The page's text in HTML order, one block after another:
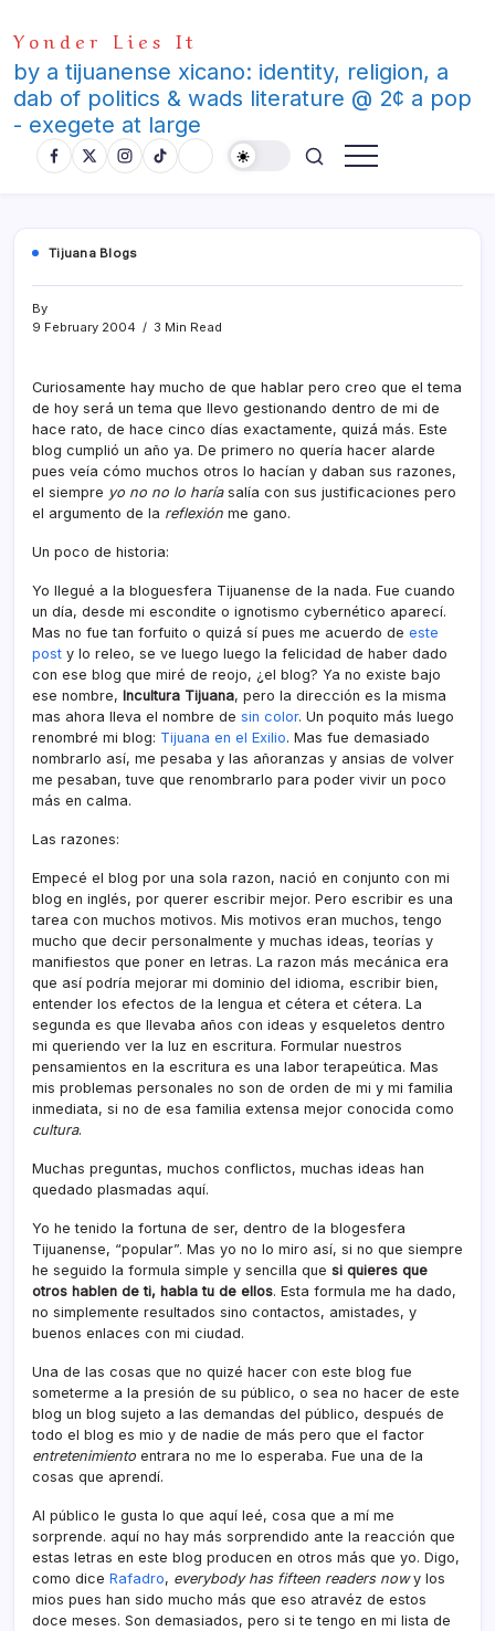
to
content
Yonder Lies It
by a tijuanense xicano: identity, religion, a
dab of politics & wads literature @ 2¢ a pop
- exegete at large
Tijuana Blogs
By
9 February 2004
3 Min Read
Curiosamente hay mucho de que hablar pero creo que el tema
de hoy será un tema que llevo gestionando dentro de mi de
hace rato, de hace cinco dí­as exactamente, quizá más. Este
blog cumplió un año ya. De primero no querí­a hacer alarde
pues veí­a cómo muchos otros lo hací­an y daban sus razones,
el siempre yo no no lo harí­a salí­a con sus justificaciones pero
el argumento de la reflexión me gano.
Un poco de historia:
Yo llegué a la bloguesfera Tijuanense de la nada. Fue cuando
un dí­a, desde mi escondite o ignotismo cybernético aparecí­.
Mas no fue tan forfuito o quizá sí­ pues me acuerdo de este
post y lo releo, se ve luego luego la felicidad de haber dado
con ese blog que miré de reojo, ¿el blog? Ya no existe bajo
ese nombre, Incultura Tijuana, pero la dirección es la misma
mas ahora lleva el nombre de sin color. Un poquito más luego
renombré mi blog: Tijuana en el Exilio. Mas fue demasiado
nombrarlo así­, me pesaba y las añoranzas y ansias de volver
me pesaban, tuve que renombrarlo para poder vivir un poco
más en calma.
Las razones:
Empecé el blog por una sola razon, nació en conjunto con mi
blog en inglés, por querer escribir mejor. Pero escribir es una
tarea con muchos motivos. Mis motivos eran muchos, tengo
mucho que decir personalmente y muchas ideas, teorí­as y
manifiestos que poner en letras. La razon más mecánica era
que así­ podrí­a mejorar mi dominio del idioma, escribir bien,
entender los efectos de la lengua et cétera et cétera. La
segunda es que llevaba años con ideas y esqueletos dentro
mi queriendo ver la luz en escritura. Formular nuestros
pensamientos en la escritura es una labor terapeútica. Mas
mis problemas personales no son de orden de mi y mi familia
inmediata, si no de esa familia extensa mejor conocida como
cultura.
Muchas preguntas, muchos conflictos, muchas ideas han
quedado plasmadas aquí­.
Yo he tenido la fortuna de ser, dentro de la blogesfera
Tijuanense, “popular”. Mas yo no lo miro así­, si no que siempre
he seguido la formula simple y sencilla que si quieres que
otros hablen de ti, habla tu de ellos. Esta formula me ha dado,
no simplemente resultados sino contactos, amistades, y
buenos enlaces con mi ciudad.
Una de las cosas que no quizé hacer con este blog fue
someterme a la presión de su público, o sea no hacer de este
blog un blog sujeto a las demandas del público, después de
todo el blog es mio y de nadie de más pero que el factor
entretenimiento entrara no me lo esperaba. Fue una de la
cosas que aprendí­.
Al público le gusta lo que aquí­ leé, cosa que a mí­ me
sorprende. aquí­ no hay más sorprendido ante la reacción que
estas letras en este blog producen en otros más que yo. Digo,
como dice Rafadro, everybody has fifteen readers nowy los
mios pues han sido mucho más que eso atravéz de estos
doce meses. Son demasiados, pero si te tengo en mi lista de